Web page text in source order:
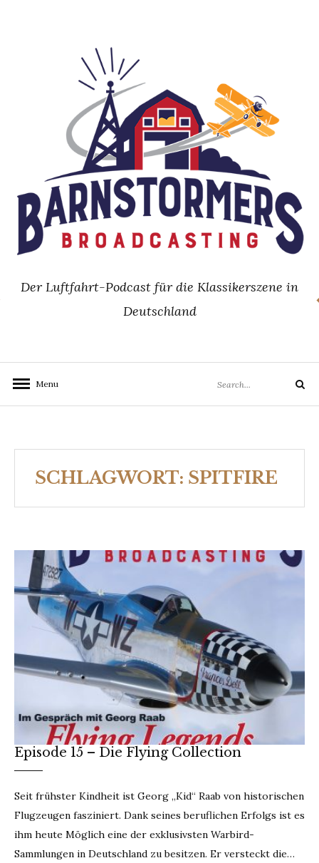
Der Luftfahrt-Podcast für die Klassikerszene in
Deutschland
Menu
for:
Search
SCHLAGWORT: SPITFIRE
Episode 15 – Die Flying Collection
Seit frühster Kindheit ist Georg „Kid“ Raab von historischen
Flugzeugen fasziniert. Dank seines beruflichen Erfolgs ist es
ihm heute Möglich eine der exklusivsten Warbird-
Sammlungen in Deutschland zu besitzen. Er versteckt die…